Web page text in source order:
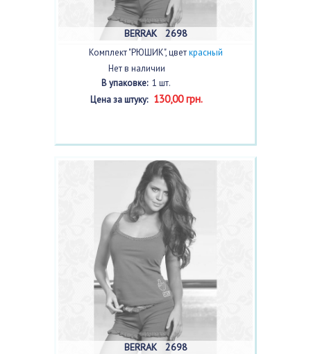
BERRAK 2698
Комплект "РЮШИК", цветкрасный
Нет в наличии
В упаковке:1 шт.
Цена за штуку:130,00 грн.
BERRAK 2698